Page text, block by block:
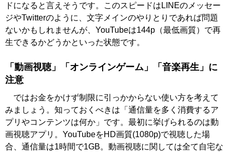
ドになると言えそうです。このスピードはLINEのメッセー
ジやTwitterのように、文字メインのやりとりであれば問題
ないかもしれませんが、YouTubeは144p（最低画質）で再
生できるかどうかといった状態です。
「動画視聴」「オンラインゲーム」「音楽再生」に
注意
ではお金をかけず制限に引っかからない使い方を考えて
みましょう。知っておくべきは「通信量を多く消費するア
プリやコンテンツは何か」です。最初に挙げられるのは動
画視聴アプリ。YouTubeをHD画質(1080p)で視聴した場
合、通信量は1時間で1GB。動画視聴に関しては全て自宅な